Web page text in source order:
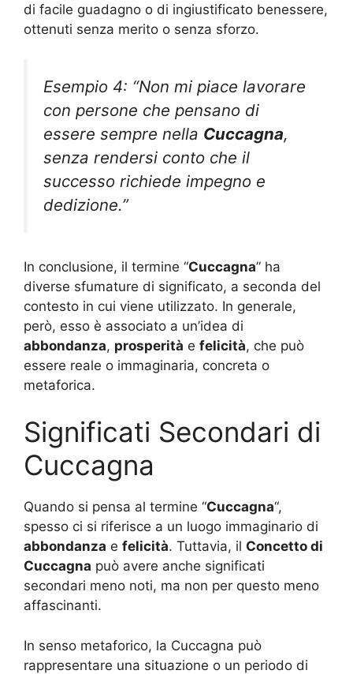
di facile guadagno o di ingiustificato benessere,
ottenuti senza merito o senza sforzo.
Esempio 4: “Non mi piace lavorare
con persone che pensano di
essere sempre nella Cuccagna,
senza rendersi conto che il
successo richiede impegno e
dedizione.”
In conclusione, il termine “Cuccagna” ha
diverse sfumature di significato, a seconda del
contesto in cui viene utilizzato. In generale,
però, esso è associato a un’idea di
abbondanza, prosperità e felicità, che può
essere reale o immaginaria, concreta o
metaforica.
Significati Secondari di
Cuccagna
Quando si pensa al termine “Cuccagna“,
spesso ci si riferisce a un luogo immaginario di
abbondanza e felicità. Tuttavia, il Concetto di
Cuccagna può avere anche significati
secondari meno noti, ma non per questo meno
affascinanti.
In senso metaforico, la Cuccagna può
rappresentare una situazione o un periodo di